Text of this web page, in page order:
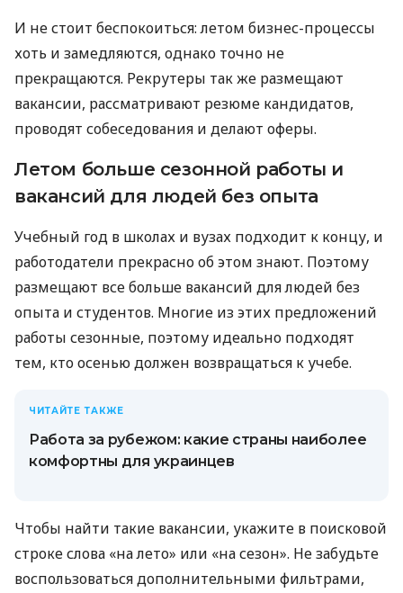
И не стоит беспокоиться: летом бизнес-процессы
хоть и замедляются, однако точно не
прекращаются. Рекрутеры так же размещают
вакансии, рассматривают резюме кандидатов,
проводят собеседования и делают оферы.
Летом больше сезонной работы и
вакансий для людей без опыта
Учебный год в школах и вузах подходит к концу, и
работодатели прекрасно об этом знают. Поэтому
размещают все больше вакансий для людей без
опыта и студентов. Многие из этих предложений
работы сезонные, поэтому идеально подходят
тем, кто осенью должен возвращаться к учебе.
ЧИТАЙТЕ ТАКЖЕ
Работа за рубежом: какие страны наиболее
комфортны для украинцев
Чтобы найти такие вакансии, укажите в поисковой
строке слова «на лето» или «на сезон». Не забудьте
воспользоваться дополнительными фильтрами,